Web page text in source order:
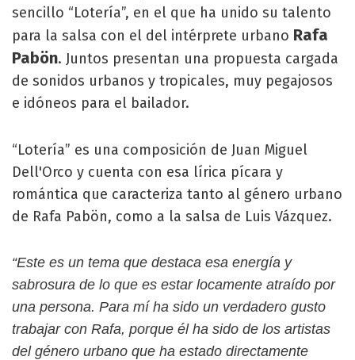
sencillo “Lotería”, en el que ha unido su talento
para la salsa con el del intérprete urbano Rafa
Pabön. Juntos presentan una propuesta cargada
de sonidos urbanos y tropicales, muy pegajosos
e idóneos para el bailador.
“Lotería” es una composición de Juan Miguel
Dell'Orco y cuenta con esa lírica pícara y
romántica que caracteriza tanto al género urbano
de Rafa Pabön, como a la salsa de Luis Vázquez.
“Este es un tema que destaca esa energía y
sabrosura de lo que es estar locamente atraído por
una persona. Para mí ha sido un verdadero gusto
trabajar con Rafa, porque él ha sido de los artistas
del género urbano que ha estado directamente